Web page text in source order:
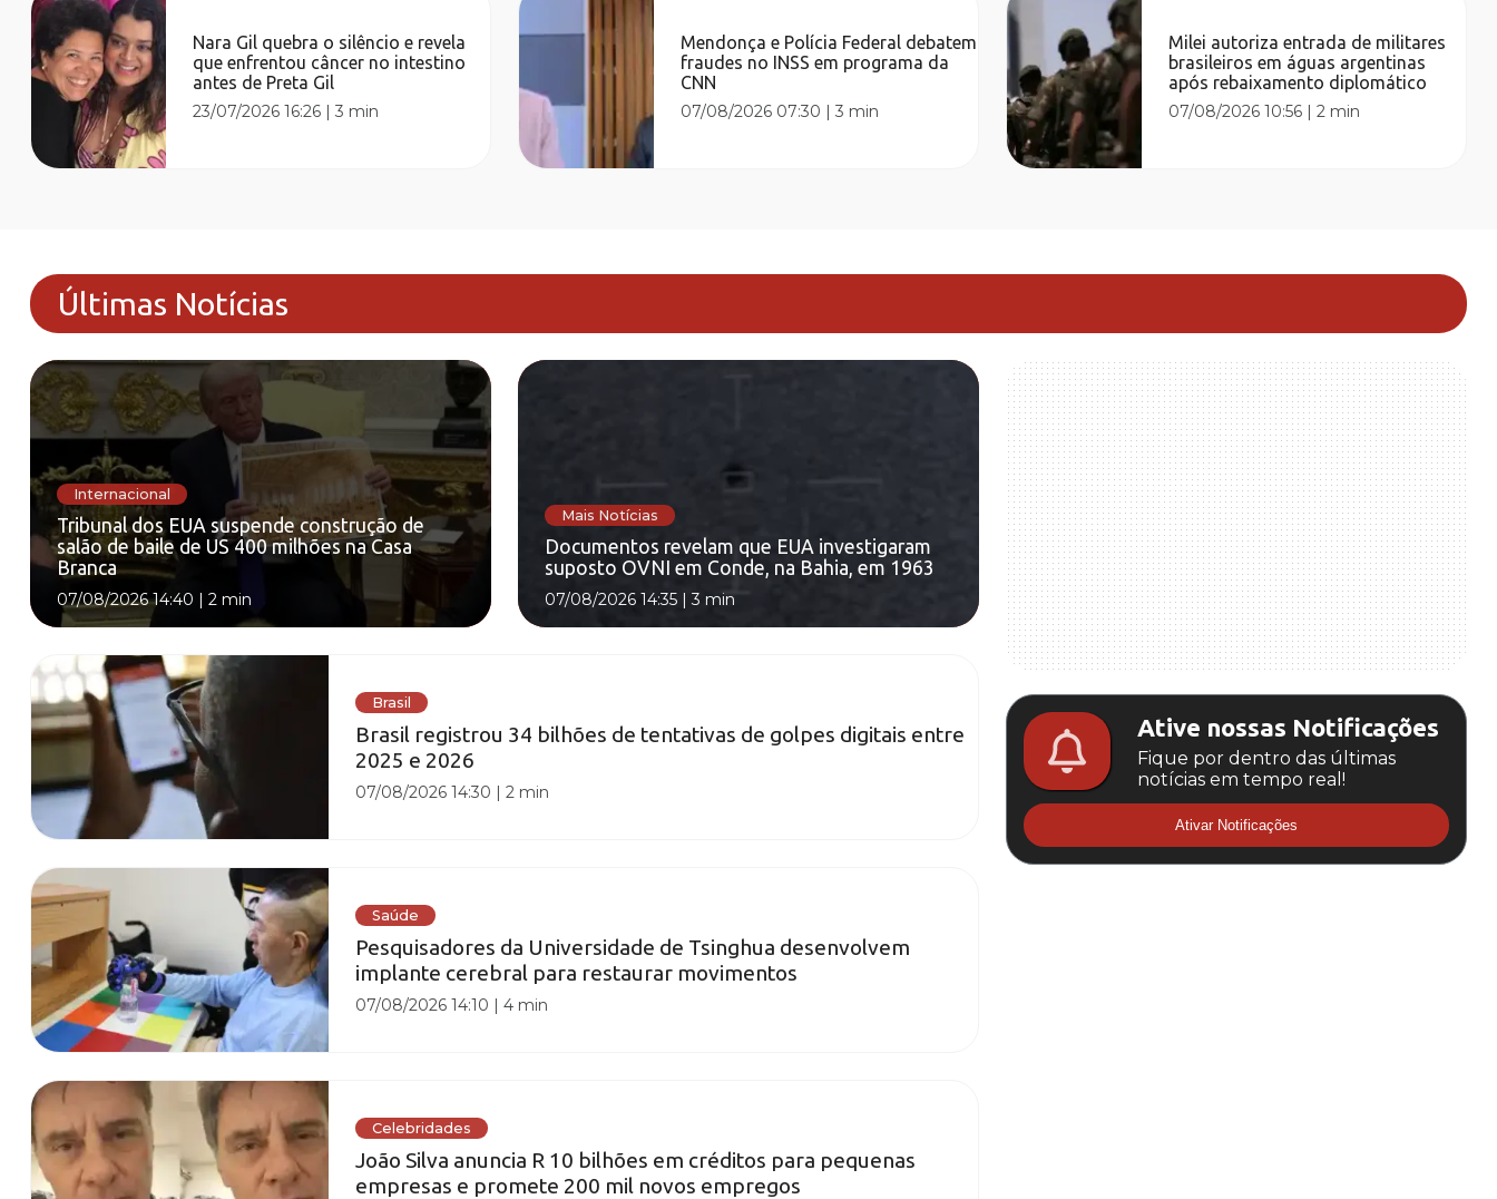
Nara Gil quebra o silêncio e revela
que enfrentou câncer no intestino
antes de Preta Gil
23/07/2026 16:26 |3 min
Mendonça e Polícia Federal debatem
fraudes no INSS em programa da
CNN
07/08/2026 07:30 |3 min
Milei autoriza entrada de militares
brasileiros em águas argentinas
após rebaixamento diplomático
07/08/2026 10:56 |2 min
Últimas Notícias
Internacional
Tribunal dos EUA suspende construção de
salão de baile de US 400 milhões na Casa
Branca
07/08/2026 14:40 | 2 min
Mais Notícias
Documentos revelam que EUA investigaram
suposto OVNI em Conde, na Bahia, em 1963
07/08/2026 14:35 |3 min
Brasil
Brasil registrou 34 bilhões de tentativas de golpes digitais entre
2025 e 2026
07/08/2026 14:30 |2 min
Saúde
Pesquisadores da Universidade de Tsinghua desenvolvem
implante cerebral para restaurar movimentos
07/08/2026 14:10 |4 min
Celebridades
João Silva anuncia R 10 bilhões em créditos para pequenas
empresas e promete 200 mil novos empregos
Ative nossas Notificações
Fique por dentro das últimas
notícias em tempo real!
Ativar Notificações